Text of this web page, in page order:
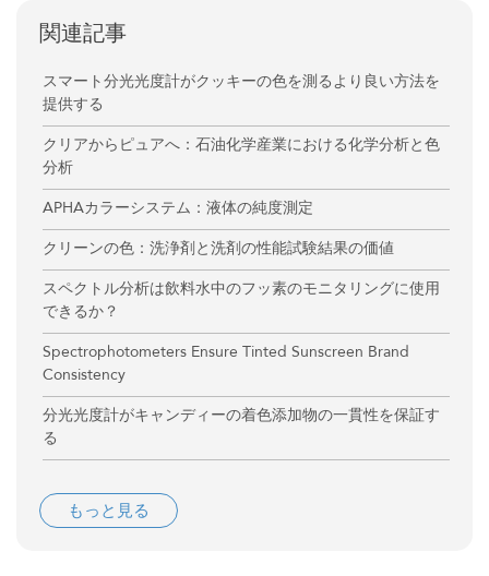
関連記事
スマート分光光度計がクッキーの色を測るより良い方法を
提供する
クリアからピュアへ：石油化学産業における化学分析と色
分析
APHAカラーシステム：液体の純度測定
クリーンの色：洗浄剤と洗剤の性能試験結果の価値
スペクトル分析は飲料水中のフッ素のモニタリングに使用
できるか？
Spectrophotometers Ensure Tinted Sunscreen Brand
Consistency
分光光度計がキャンディーの着色添加物の一貫性を保証す
る
もっと見る